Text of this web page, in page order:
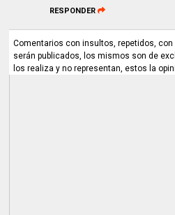
RESPONDER
Comentarios con insultos, repetidos,
serán publicados, los mismos son de
los realiza y no representan, estos la